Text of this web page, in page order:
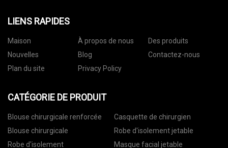
LIENS RAPIDES
Maison À propos de nous
Des produits
Nouvelles
Blog
Contactez-nous
Plan du site
Privacy Policy
CATÉGORIE DE PRODUIT
Blouse chirurgicale renforcée
Casquette de chirurgien
Blouse chirurgicale
Robe d'isolement jetable
Robe d'isolement
Masque facial jetable